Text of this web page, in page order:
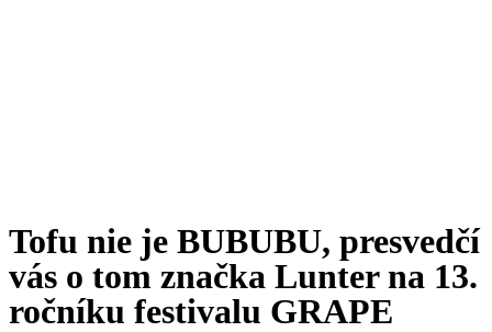
Tofu nie je BUBUBU, presvedčí
vás o tom značka Lunter na 13.
ročníku festivalu GRAPE